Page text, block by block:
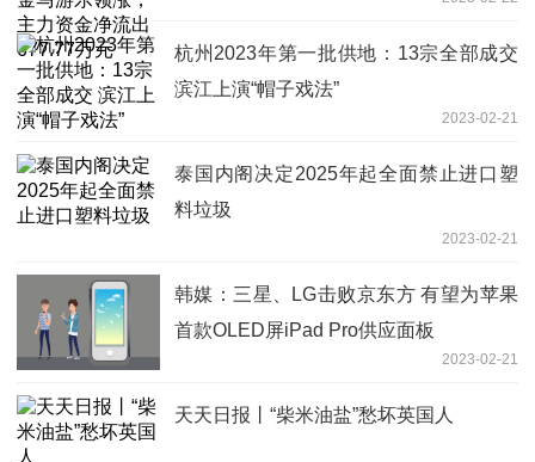
杭州2023年第一批供地：13宗全部成交
滨江上演“帽子戏法”
2023-02-21
泰国内阁决定2025年起全面禁止进口塑
料垃圾
2023-02-21
韩媒：三星、LG击败京东方 有望为苹果
首款OLED屏iPad Pro供应面板
2023-02-21
天天日报丨“柴米油盐”愁坏英国人